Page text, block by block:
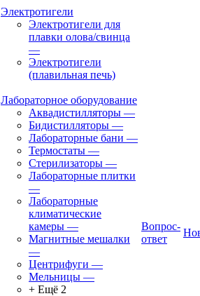
Электротигели
Электротигели для
плавки олова/свинца
—
Электротигели
(плавильная печь)
Лабораторное оборудование
Аквадистилляторы —
Бидистилляторы —
Лабораторные бани —
Термостаты —
Стерилизаторы —
Лабораторные плитки
—
Лабораторные
климатические
камеры —
Магнитные мешалки
—
Центрифуги —
Мельницы —
+ Ещё 2
Вопрос-
ответ